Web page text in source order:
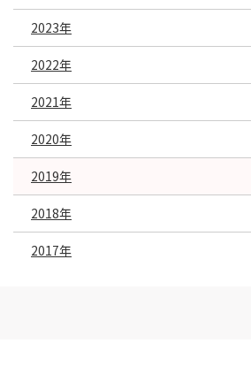
2023年
2022年
2021年
2020年
2019年
2018年
2017年